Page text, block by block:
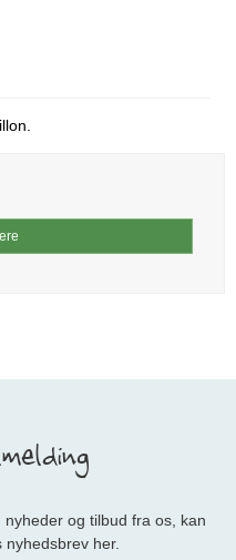
og tilbud fra os, kan
her.